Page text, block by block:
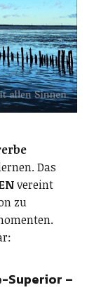
Das
vereint
zu
Superior –